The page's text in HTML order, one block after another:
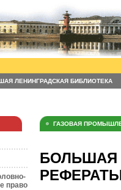
ЛЕНИНГРАДСКАЯ БИБЛИОТЕКА
право
ГАЗОВАЯ
БОЛЬШАЯ
РЕФЕРАТЫ